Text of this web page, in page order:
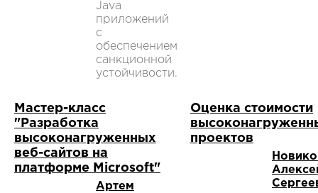
Java
приложений
с
обеспечением
санкционной
устойчивости.
Мастер-класс
"Разработка
высоконагруженных
веб-сайтов на
платформе Microsoft"
Артем
Оценка стоимости
проектов